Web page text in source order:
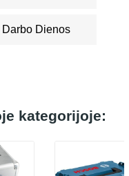
Darbo Dienos
kategorijoje: